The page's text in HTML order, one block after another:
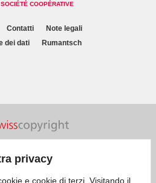
privacy
e cookie di terzi. Visitando il
COOPÉRATIVE
Contatti
Note legali
dei dati
Rumantsch